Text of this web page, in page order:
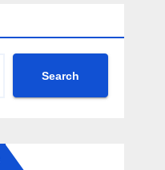
Search